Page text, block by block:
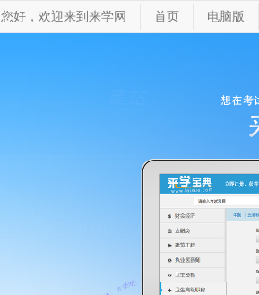
您好，欢迎来到来学网 首页 电脑版